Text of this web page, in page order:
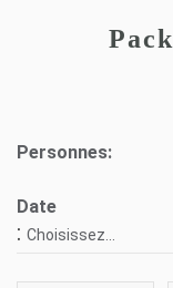
Personnes:
Date
:Choisissez...